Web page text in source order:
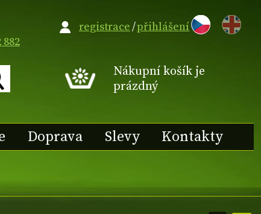
882
EN
Nákupní košík je
prázdný
Doprava Slevy Kontakty
registrace/přihlášení